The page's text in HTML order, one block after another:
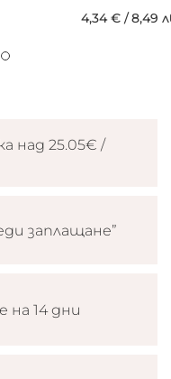
4,34 € /8,49
над 25.05€ /
заплащане”
14 дни